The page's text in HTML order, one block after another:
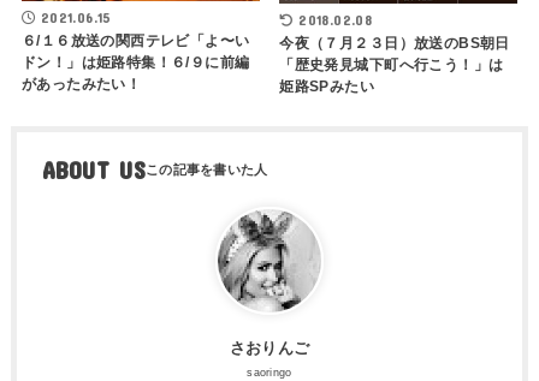
2021.06.15
６/１６放送の関西テレビ「よ〜い
ドン！」は姫路特集！６/９に前編
があったみたい！
2018.02.08
今夜（７月２３日）放送のBS朝日
「歴史発見城下町へ行こう！」は
姫路SPみたい
ABOUT US
さおりんご
saoringo